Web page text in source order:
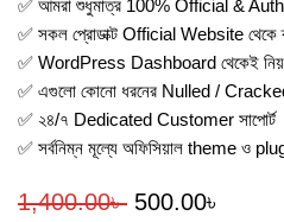
✅ আমরা শুধুমাত্র 100% Official &
✅ সকল প্রোডাক্ট Official Website থেকে
✅ WordPress Dashboard থেকেই
✅ এগুলো কোনো ধরনের Nulled /
✅ ২৪/৭ Dedicated Customer সাপোর্ট
✅ সর্বনিম্ন মূল্যে অফিসিয়াল theme ও
1,400.00৳ 500.00৳